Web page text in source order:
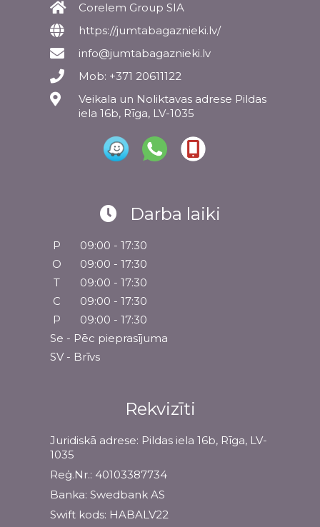
Corelem Group SIA
https://jumtabagaznieki.lv/
info@jumtabagaznieki.lv
Mob: +371 20611122
Veikala un Noliktavas adrese Pildas
iela 16b, Rīga, LV-1035
Darba laiki
P
09:00 - 17:30
O
09:00 - 17:30
T
09:00 - 17:30
C
09:00 - 17:30
P
09:00 - 17:30
Se - Pēc pieprasījuma
SV - Brīvs
Rekvizīti
Juridiskā adrese: Pildas iela 16b, Rīga, LV-
1035
Reģ.Nr.: 40103387734
Banka: Swedbank AS
Swift kods: HABALV22